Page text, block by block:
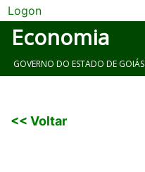
Logon
Economia
GOVERNO DO ESTADO DE GOIÁS
<< Voltar